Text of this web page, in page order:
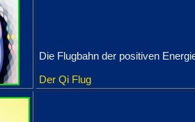
Die Flugbahn der positiven
Der Qi Flug